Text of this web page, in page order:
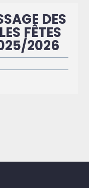
DES
FÊTES
2026